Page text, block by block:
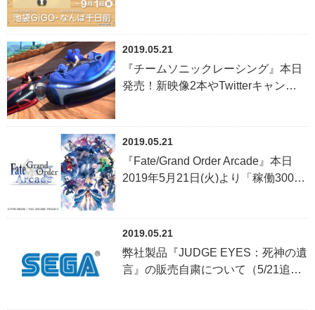
2019.05.21
『チームソニックレーシング』本日
発売！新映像2本やTwitterキャン
2019.05.21
『Fate/Grand Order Arcade』本日
2019年5月21日(火)より「稼働300日
2019.05.21
弊社製品『JUDGE EYES：死神の遺
言』の販売自粛について（5/21追